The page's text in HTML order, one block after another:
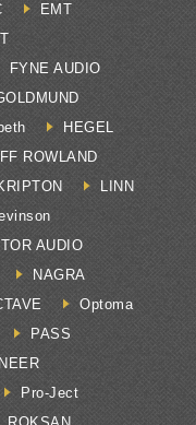
EMT
FYNE AUDIO
HEGEL
ROWLAND
LINN
AUDIO
NAGRA
Optoma
PASS
Pro-Ject